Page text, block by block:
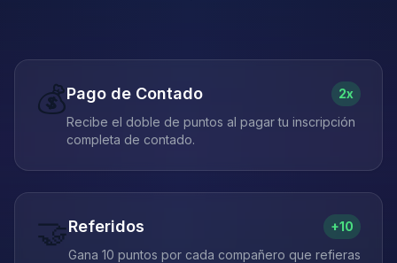
💰Pago de Contado
2x
Recibe el doble de puntos al pagar tu inscripción
completa de contado.
🤝Referidos
+10
Gana 10 puntos por cada compañero que refieras